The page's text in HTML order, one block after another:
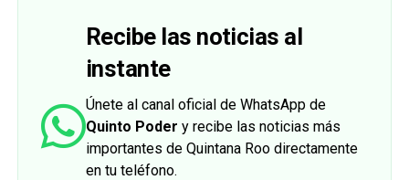
Recibe las noticias al
instante
Únete al canal oficial de WhatsApp de
Quinto Poder y recibe las noticias más
importantes de Quintana Roo directamente
en tu teléfono.